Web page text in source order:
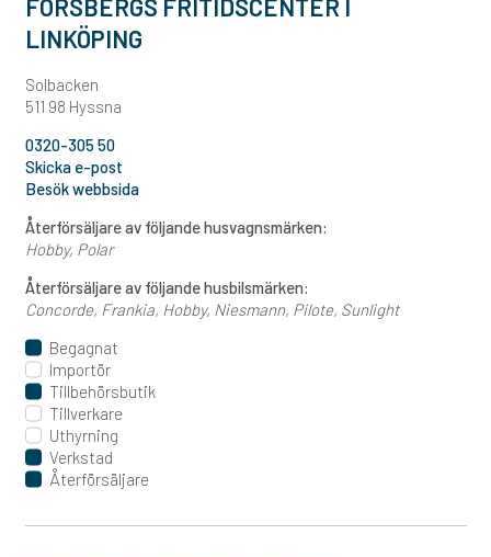
FORSBERGS FRITIDSCENTER I
LINKÖPING
Solbacken
511 98 Hyssna
0320-305 50
Skicka e-post
Besök webbsida
Återförsäljare av följande husvagnsmärken:
Hobby Polar
Återförsäljare av följande husbilsmärken:
Concorde Frankia Hobby Niesmann Pilote Sunlight
Begagnat
Importör
Tillbehörsbutik
Tillverkare
Uthyrning
Verkstad
Återförsäljare